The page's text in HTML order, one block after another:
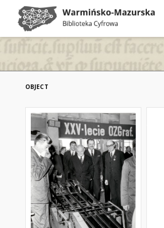
OBJECT